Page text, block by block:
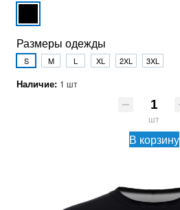
Размеры одежды
S M L XL 2XL 3XL
Наличие: 1 шт
шт
В корзину